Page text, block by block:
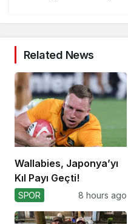
Related News
Wallabies, Japonya’yı
Kıl Payı Geçti!
SPOR 8 hours ago